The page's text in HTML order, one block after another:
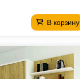
В корзину